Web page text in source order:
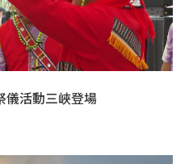
儀活動三峽登場